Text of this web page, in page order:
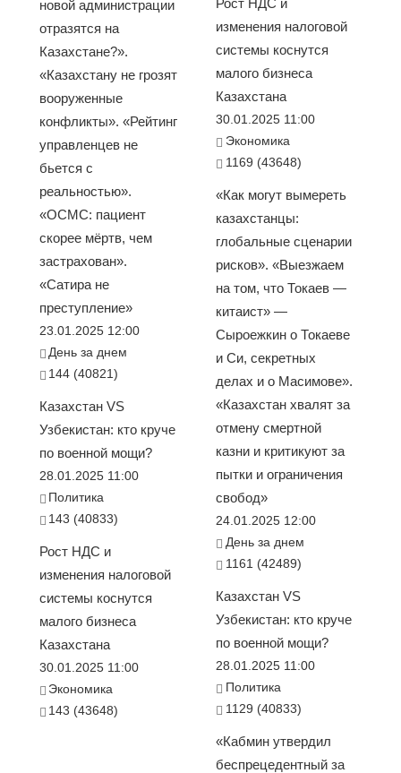
новой администрации
отразятся на
Казахстане?».
«Казахстану не грозят
вооруженные
конфликты». «Рейтинг
управленцев не
бьется с
реальностью».
«ОСМС: пациент
скорее мёртв, чем
застрахован».
«Сатира не
преступление»
23.01.2025 12:00
День за днем
144 (40821)
Казахстан VS
Узбекистан: кто круче
по военной мощи?
28.01.2025 11:00
Политика
143 (40833)
Рост НДС и
изменения налоговой
системы коснутся
малого бизнеса
Казахстана
30.01.2025 11:00
Экономика
143 (43648)
изменения налоговой
системы коснутся
малого бизнеса
Казахстана
30.01.2025 11:00
Экономика
1169 (43648)
«Как могут вымереть
казахстанцы:
глобальные сценарии
рисков». «Выезжаем
на том, что Токаев —
китаист» —
Сыроежкин о Токаеве
и Си, секретных
делах и о Масимове».
«Казахстан хвалят за
отмену смертной
казни и критикуют за
пытки и ограничения
свобод»
24.01.2025 12:00
День за днем
1161 (42489)
Казахстан VS
Узбекистан: кто круче
по военной мощи?
28.01.2025 11:00
Политика
1129 (40833)
«Кабмин утвердил
беспрецедентный за